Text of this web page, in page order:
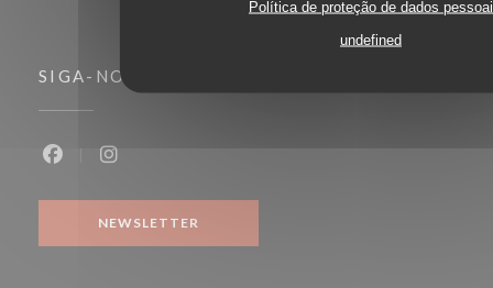
Política de proteção de dados
undefined
SIGA-NOS
NEWSLETTER